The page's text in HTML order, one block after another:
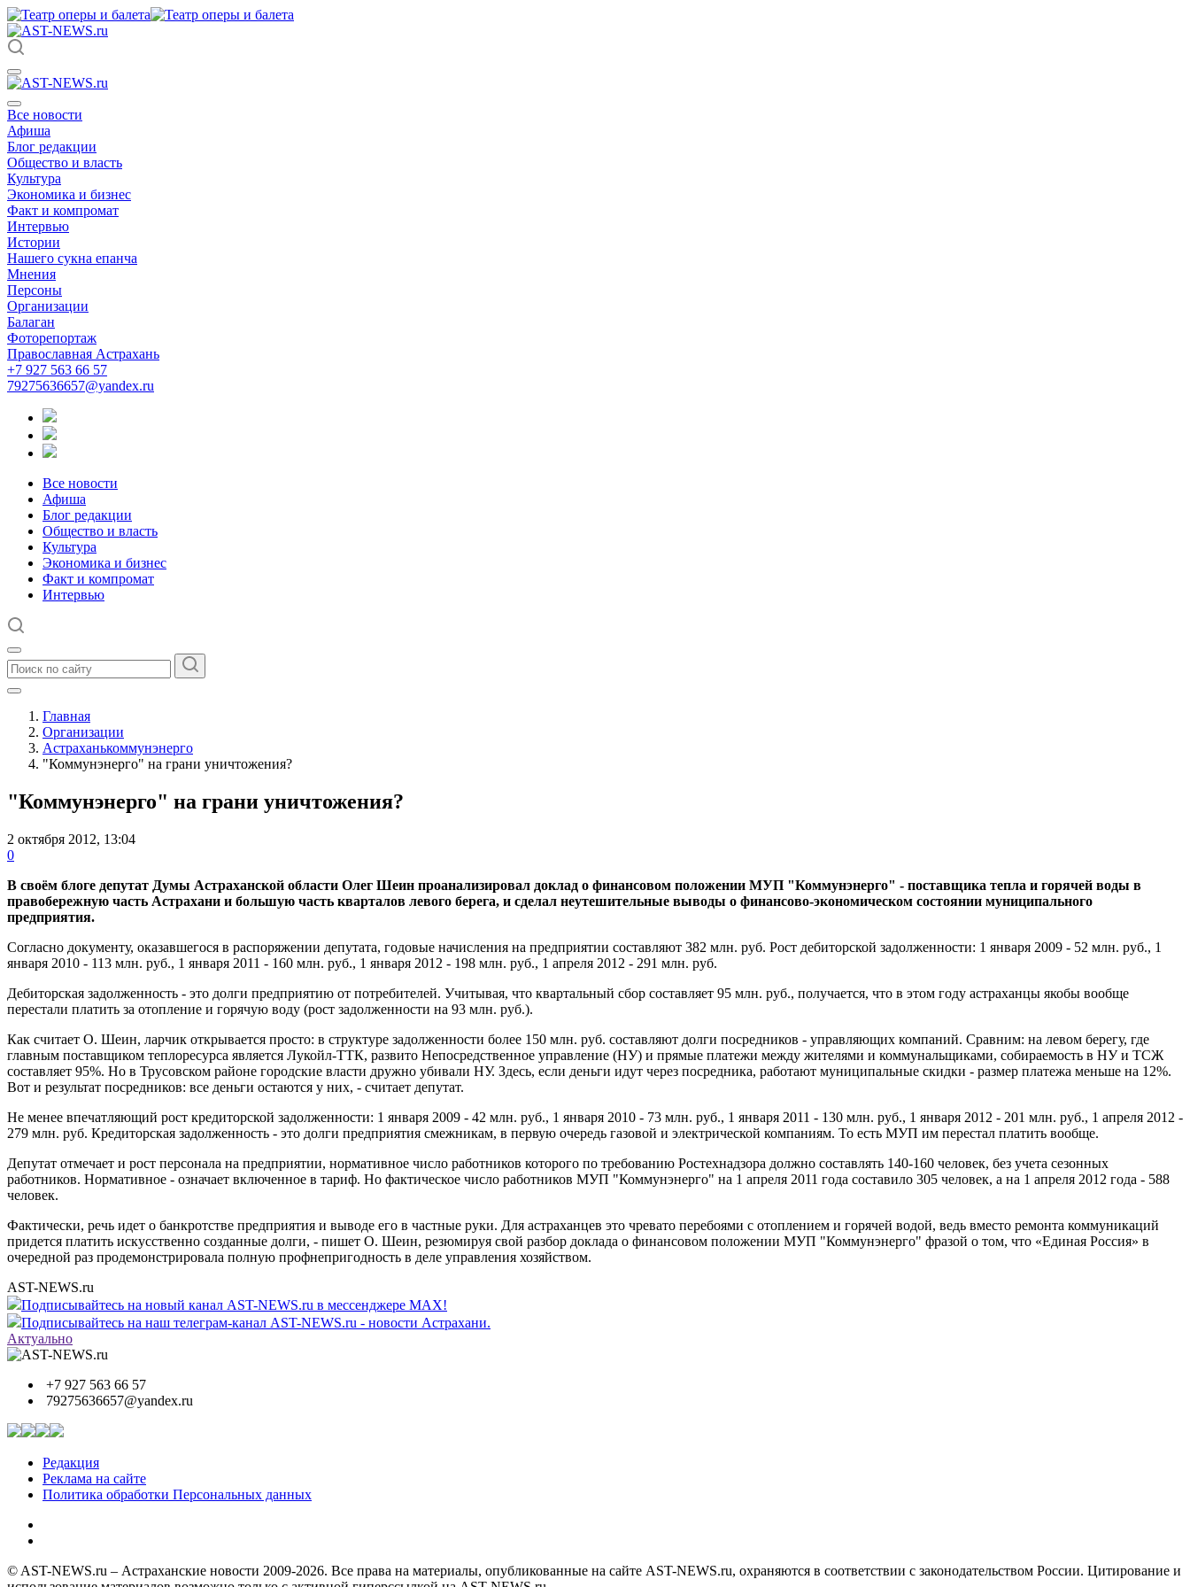
Все новости
Афиша
Блог редакции
Общество и власть
Культура
Экономика и бизнес
Факт и компромат
Интервью
Истории
Нашего сукна епанча
Мнения
Персоны
Организации
Балаган
Фоторепортаж
Православная Астрахань
+7 927 563 66 57
79275636657@yandex.ru
Все новости
Афиша
Блог редакции
Общество и власть
Культура
Экономика и бизнес
Факт и компромат
Интервью
Главная
Организации
Астраханькоммунэнерго
"Коммунэнерго" на грани уничтожения?
"Коммунэнерго" на грани уничтожения?
2 октября 2012, 13:04
0
В своём блоге депутат Думы Астраханской области Олег Шеин проанализировал доклад о финансовом положении МУП "Коммунэнерго" - поставщика тепла и горячей воды в
правобережную часть Астрахани и большую часть кварталов левого берега, и сделал неутешительные выводы о финансово-экономическом состоянии муниципального
предприятия.
Согласно документу, оказавшегося в распоряжении депутата, годовые начисления на предприятии составляют 382 млн. руб. Рост дебиторской задолженности: 1 января 2009 - 52 млн. руб., 1
января 2010 - 113 млн. руб., 1 января 2011 - 160 млн. руб., 1 января 2012 - 198 млн. руб., 1 апреля 2012 - 291 млн. руб.
Дебиторская задолженность - это долги предприятию от потребителей. Учитывая, что квартальный сбор составляет 95 млн. руб., получается, что в этом году астраханцы якобы вообще
перестали платить за отопление и горячую воду (рост задолженности на 93 млн. руб.).
Как считает О. Шеин, ларчик открывается просто: в структуре задолженности более 150 млн. руб. составляют долги посредников - управляющих компаний. Сравним: на левом берегу, где
главным поставщиком теплоресурса является Лукойл-ТТК, развито Непосредственное управление (НУ) и прямые платежи между жителями и коммунальщиками, собираемость в НУ и ТСЖ
составляет 95%. Но в Трусовском районе городские власти дружно убивали НУ. Здесь, если деньги идут через посредника, работают муниципальные скидки - размер платежа меньше на 12%.
Вот и результат посредников: все деньги остаются у них, - считает депутат.
Не менее впечатляющий рост кредиторской задолженности: 1 января 2009 - 42 млн. руб., 1 января 2010 - 73 млн. руб., 1 января 2011 - 130 млн. руб., 1 января 2012 - 201 млн. руб., 1 апреля 2012 -
279 млн. руб. Кредиторская задолженность - это долги предприятия смежникам, в первую очередь газовой и электрической компаниям. То есть МУП им перестал платить вообще.
Депутат отмечает и рост персонала на предприятии, нормативное число работников которого по требованию Ростехнадзора должно составлять 140-160 человек, без учета сезонных
работников. Нормативное - означает включенное в тариф. Но фактическое число работников МУП "Коммунэнерго" на 1 апреля 2011 года составило 305 человек, а на 1 апреля 2012 года - 588
человек.
Фактически, речь идет о банкротстве предприятия и выводе его в частные руки. Для астраханцев это чревато перебоями с отоплением и горячей водой, ведь вместо ремонта коммуникаций
придется платить искусственно созданные долги, - пишет О. Шеин, резюмируя свой разбор доклада о финансовом положении МУП "Коммунэнерго" фразой о том, что «Единая Россия» в
очередной раз продемонстрировала полную профнепригодность в деле управления хозяйством.
AST-NEWS.ru
Подписывайтесь на новый канал AST-NEWS.ru в мессенджере MAX!
Подписывайтесь на наш телеграм-канал AST-NEWS.ru - новости Астрахани.
Актуально
+7 927 563 66 57
79275636657@yandex.ru
Редакция
Реклама на сайте
Политика обработки Персональных данных
© AST-NEWS.ru – Астраханские новости 2009-2026. Все права на материалы, опубликованные на сайте AST-NEWS.ru, охраняются в соответствии с законодательством России. Цитирование и